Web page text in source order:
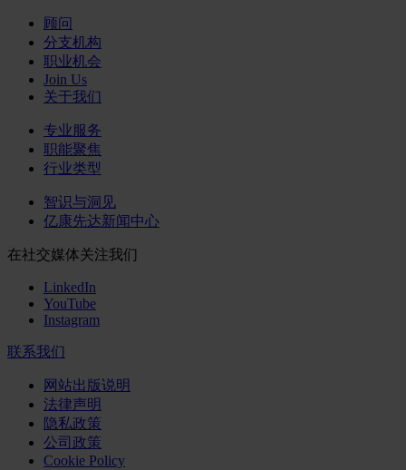
顾问
分支机构
职业机会
Join Us
关于我们
专业服务
职能聚焦
行业类型
智识与洞见
亿康先达新闻中心
在社交媒体关注我们
LinkedIn
YouTube
Instagram
联系我们
网站出版说明
法律声明
隐私政策
公司政策
Cookie Policy